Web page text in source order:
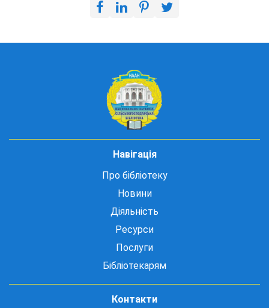
Навігація
Про бібліотеку
Новини
Діяльність
Ресурси
Послуги
Бібліотекарям
Контакти